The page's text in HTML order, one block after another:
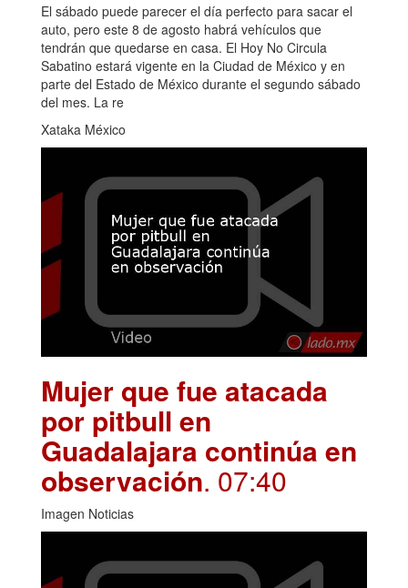
El sábado puede parecer el día perfecto para sacar el
auto, pero este 8 de agosto habrá vehículos que
tendrán que quedarse en casa. El Hoy No Circula
Sabatino estará vigente en la Ciudad de México y en
parte del Estado de México durante el segundo sábado
del mes. La re
Xataka México
Mujer que fue atacada
por pitbull en
Guadalajara continúa en
observación. 07:40
Imagen Noticias